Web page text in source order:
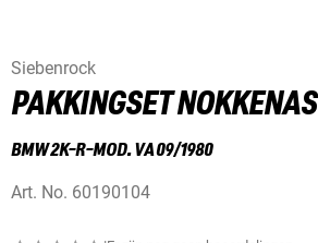
Siebenrock
PAKKINGSET NOKKENAS
BMW 2K-R-MOD. VA 09/1980
Art. No. 60190104